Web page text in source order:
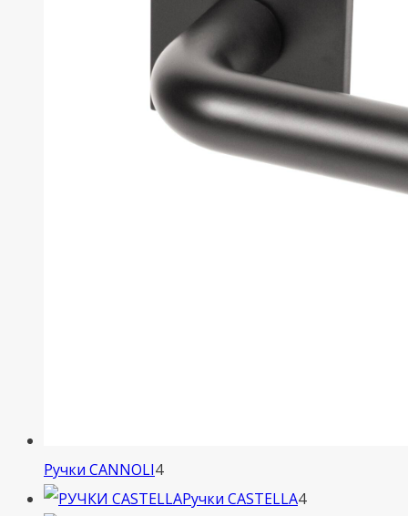
Ручки CANNOLI44
товара
Ручки CASTELLA44